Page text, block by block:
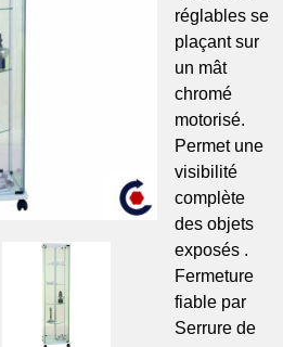
réglables se
plaçant sur
un mât
chromé
motorisé.
Permet une
visibilité
complète
des objets
exposés .
Fermeture
fiable par
Serrure de